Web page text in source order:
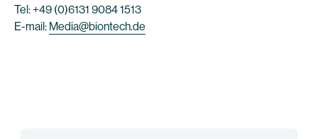
Tel: +49 (0)6131 9084 1513
E-mail: Media@biontech.de